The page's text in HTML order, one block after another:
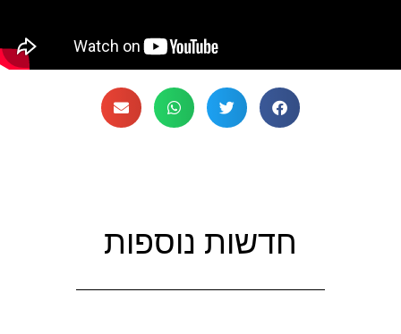
חדשות נוספות